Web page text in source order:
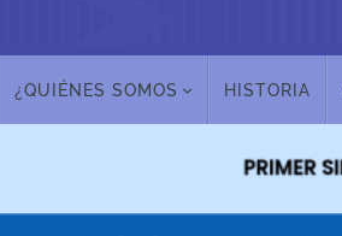
¿QUIÉNES SOMOS HISTORIA